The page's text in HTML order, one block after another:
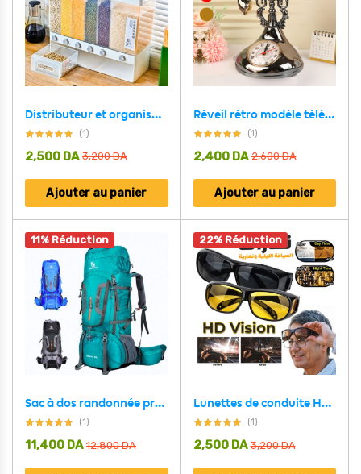
Distributeur et organisateur de nourriture sèche mural – صندوق تخزين مثبت على الحائط وموزع طعام
(1)
3,200DA
2,500 DA
Ajouter au panier
Réveil rétro modèle téléphone pour chronométreur créatif pour la décoration
(1)
2,600DA
2,400 DA
Ajouter au panier
11% Réduction
Sac à dos randonnée professionnel 80 L étanche, système de soutien dorsal léger
(1)
12,800DA
11,400 DA
22% Réduction
Lunettes de conduite HD Vision Du Jour et Nuit 2Pcs
(1)
3,200DA
2,500 DA